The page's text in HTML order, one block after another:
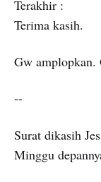
Terakhir :
Terima kasih.
Gw amplopkan.
--
Surat dikasih
Minggu